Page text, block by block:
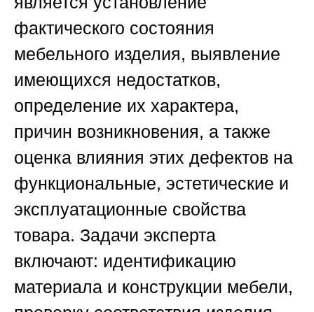
фактического состояния
мебельного изделия, выявление
имеющихся недостатков,
определение их характера,
причин возникновения, а также
оценка влияния этих дефектов на
функциональные, эстетические и
эксплуатационные свойства
товара. Задачи эксперта
включают: идентификацию
материала и конструкции мебели,